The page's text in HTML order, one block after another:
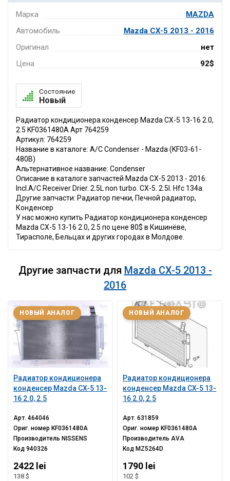
Марка
MAZDA
Автомобиль
Mazda CX-5 2013 - 2016
Оригинал
нет
Цена
92$
Состояние
Новый
Радиатор кондиционера конденсер Mazda CX-5 13-16 2.0,
2.5 KF0361480A Арт 764259
Артикул: 764259
Название в каталоге: A/C Condenser - Mazda (KF03-61-
480B)
Альтернативное название: Condenser
Описание в каталоге запчастей Mazda CX-5 2013 - 2016:
Incl.A/C Receiver Drier. 2.5L non turbo. CX-5. 2.5l. Hfc 134a.
Другие запчасти: Радиатор печки, Печной радиатор,
Конденсер
У нас можно купить Радиатор кондиционера конденсер
Mazda CX-5 13-16 2.0, 2.5 по цене 80$ в Кишинёве,
Тирасполе, Бельцах и других городах в Молдове.
Другие запчасти для Mazda CX-5 2013 -
2016
Радиатор кондиционера
конденсер Mazda CX-5 13-
16 2.0, 2.5
НОВЫЙ АНАЛОГ
Арт.464046
Ориг. номер KF0361480A
Производитель NISSENS
Код940326
2422 lei
138 $
Радиатор кондиционера
конденсер Mazda CX-5 13-
16 2.0, 2.5
НОВЫЙ АНАЛОГ
Арт.631859
Ориг. номер KF0361480A
ПроизводительAVA
Код MZ5264D
1790 lei
102 $